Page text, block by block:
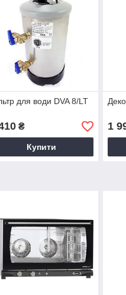
для води DVA 8/LT
₴
Купити
1